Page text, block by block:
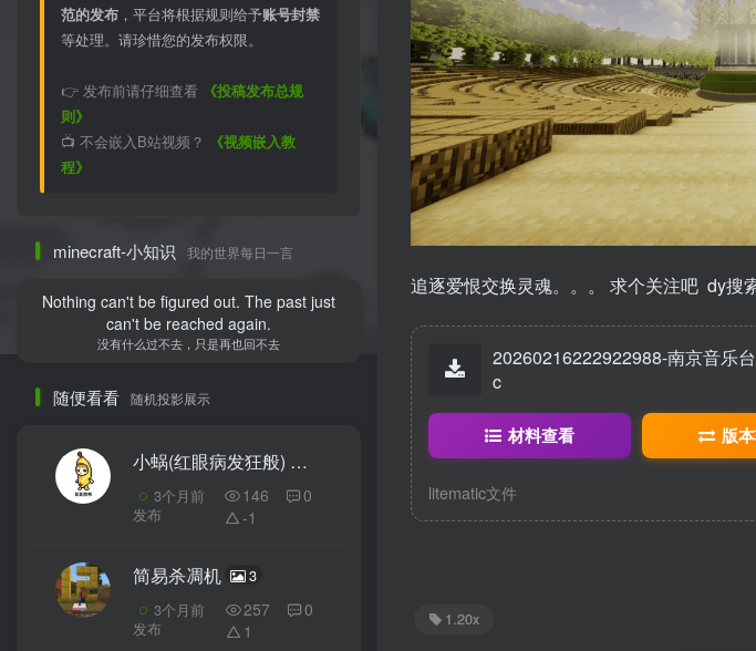
范的发布 ，平台将根据规则给予账号封禁
等处理。请珍惜您的发布权限。
👉 发布前请仔细查看 《投稿发布总规
则》
📺 不会嵌入B站视频？
《视频嵌入教
程》
minecraft-小知识 我的世界每日一言
Nothing can't be figured out. The past just
can't be reached again.
没有什么过不去，只是再也回不去
随便看看 随机投影展示
小蜗(红眼病发狂般)
3个月前
发布
146
0
-1
简易杀凋机 3
3个月前
发布
257
0
1
追逐爱恨交换灵魂。。。 求个关注吧 dy搜
20260216222922988-南京音乐
c
材料查看 版
litematic文件
1.20x